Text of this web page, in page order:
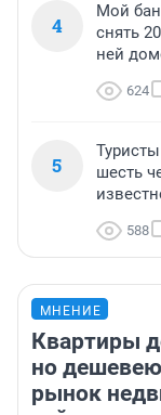
4
Мой
снять
ней
624
5
шесть
588
МНЕНИЕ
Квартиры
но
рынок